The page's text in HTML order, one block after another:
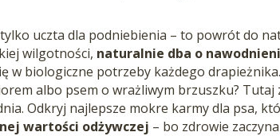
uczta dla podniebienia – to powrót do
wilgotności, naturalnie dba o
w biologiczne potrzeby każdego
albo psem o wrażliwym brzuszku?
Odkryj najlepsze mokre karmy dla psa,
wartości odżywczej – bo zdrowie